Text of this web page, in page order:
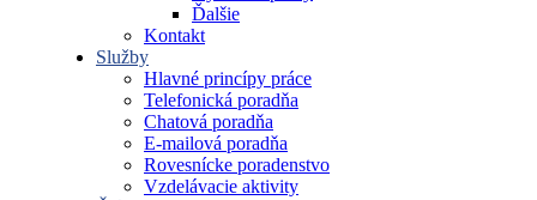
Ďalšie
Kontakt
Služby
Hlavné princípy práce
Telefonická poradňa
Chatová poradňa
E-mailová poradňa
Rovesnícke poradenstvo
Vzdelávacie aktivity